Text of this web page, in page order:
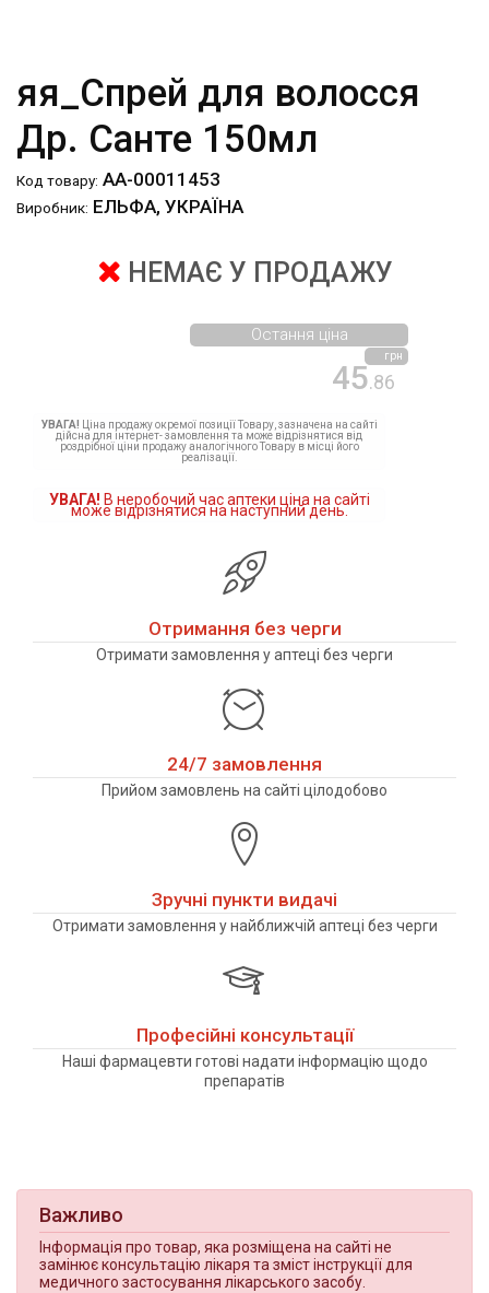
яя_Спрей для волосся
Др. Санте 150мл
Код товару: АА-00011453
Виробник: ЕЛЬФА, УКРАЇНА
НЕМАЄ У ПРОДАЖУ
45.86
грн
Остання ціна
УВАГА! Ціна продажу окремої позиції Товару, зазначена на сайті
дійсна для інтернет- замовлення та може відрізнятися від
роздрібної ціни продажу аналогічного Товару в місці його
реалізації.
УВАГА! В неробочий час аптеки ціна на сайті
може відрізнятися на наступний день.
Отримання без черги
Отримати замовлення у аптеці без черги
24/7 замовлення
Прийом замовлень на сайті цілодобово
Зручні пункти видачі
Отримати замовлення у найближчій аптеці без черги
Професійні консультації
Наші фармацевти готові надати інформацію щодо
препаратів
Важливо
Інформація про товар, яка розміщена на сайті не
замінює консультацію лікаря та зміст інструкції для
медичного застосування лікарського засобу.